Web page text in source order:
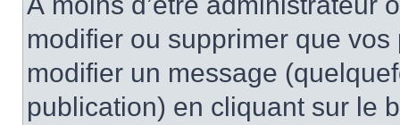
modifier ou supprimer que
modifier un message
publication) en cliquant sur le